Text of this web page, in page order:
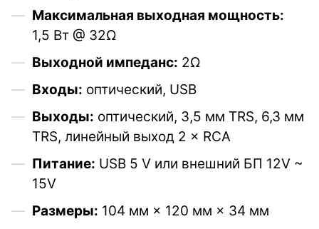
Максимальная выходная мощность:
1,5 Вт @ 32Ω
Выходной импеданс: 2Ω
Входы: оптический, USB
Выходы: оптический, 3,5 мм TRS, 6,3 мм
TRS, линейный выход 2 × RCA
Питание: USB 5 V или внешний БП 12V ~
15V
Размеры: 104 мм × 120 мм × 34 мм